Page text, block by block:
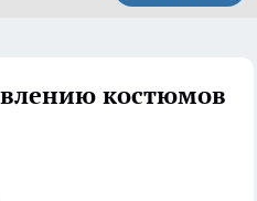
костюмов